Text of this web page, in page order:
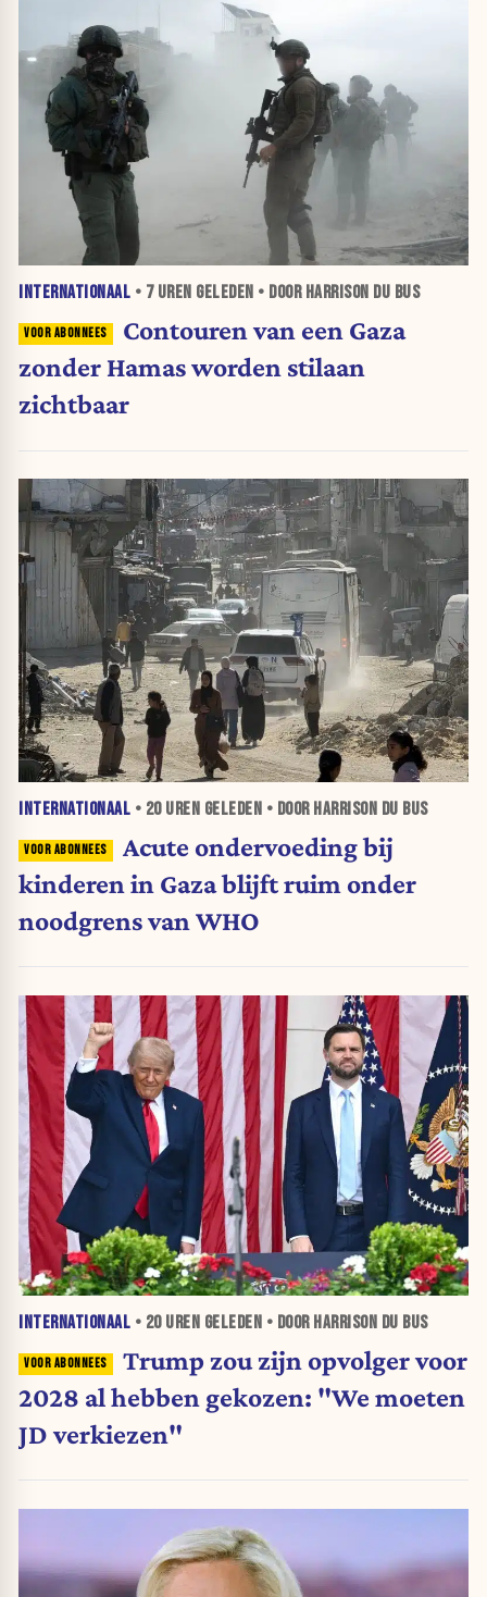
INTERNATIONAAL • 7 UREN GELEDEN • DOOR HARRISON DU BUS
Contouren van een Gaza
zonder Hamas worden stilaan
zichtbaar
INTERNATIONAAL • 20 UREN GELEDEN • DOOR HARRISON DU BUS
Acute ondervoeding bij
kinderen in Gaza blijft ruim onder
noodgrens van WHO
INTERNATIONAAL • 20 UREN GELEDEN • DOOR HARRISON DU BUS
Trump zou zijn opvolger voor
2028 al hebben gekozen: "We moeten
JD verkiezen"